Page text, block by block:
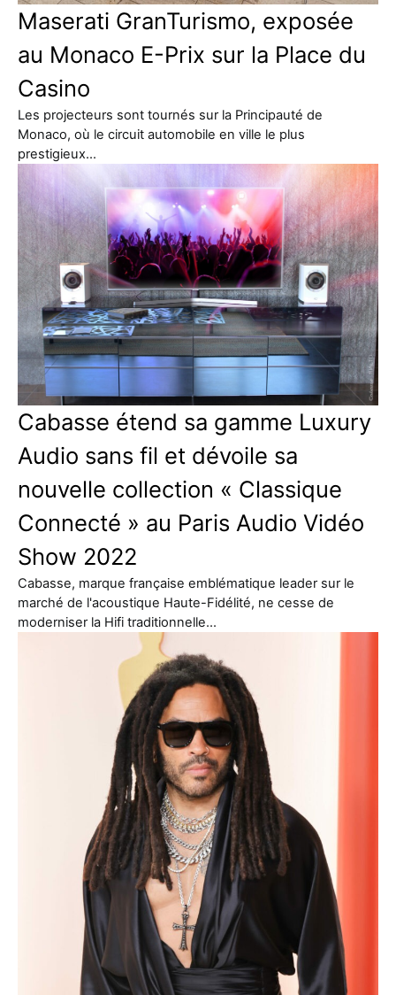
Maserati GranTurismo, exposée
au Monaco E-Prix sur la Place du
Casino
Les projecteurs sont tournés sur la Principauté de
Monaco, où le circuit automobile en ville le plus
prestigieux…
Cabasse étend sa gamme Luxury
Audio sans fil et dévoile sa
nouvelle collection « Classique
Connecté » au Paris Audio Vidéo
Show 2022
Cabasse, marque française emblématique leader sur le
marché de l'acoustique Haute-Fidélité, ne cesse de
moderniser la Hifi traditionnelle…